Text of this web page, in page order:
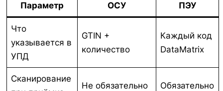
Параметр ОСУ ПЭУ
Что
указывается в
УПД
GTIN +
количество
Каждый код
DataMatrix
Сканирование
Не обязательно Обязательно